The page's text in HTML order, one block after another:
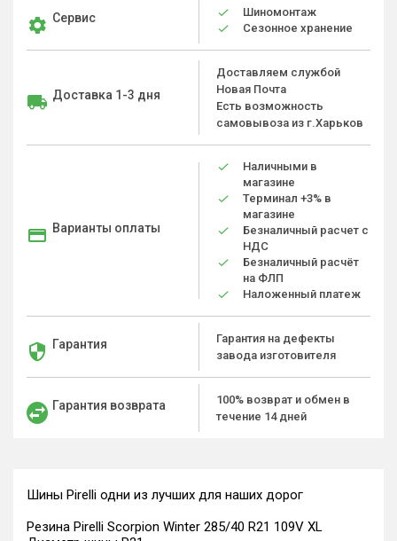
Сервис
Шиномонтаж
Сезонное хранение
Доставка 1-3 дня
Доставляем службой
Новая Почта
Есть возможность
самовывоза из г.Харьков
Варианты оплаты
Наличными в
магазине
Терминал +3% в
магазине
Безналичный расчет с
НДС
Безналичный расчёт
на ФЛП
Наложенный платеж
Гарантия
Гарантия на дефекты
завода изготовителя
Гарантия возврата
100% возврат и обмен в
течение 14 дней
Шины Pirelli одни из лучших для наших дорог
Резина Pirelli Scorpion Winter 285/40 R21 109V XL